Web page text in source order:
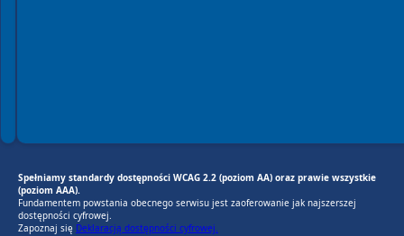
Spełniamy standardy dostępności WCAG 2.2 (poziom AA) oraz prawie wszystkie
(poziom AAA).
Fundamentem powstania obecnego serwisu jest zaoferowanie jak najszerszej
dostępności cyfrowej.
Zapoznaj się Deklaracją dostępności cyfrowej.